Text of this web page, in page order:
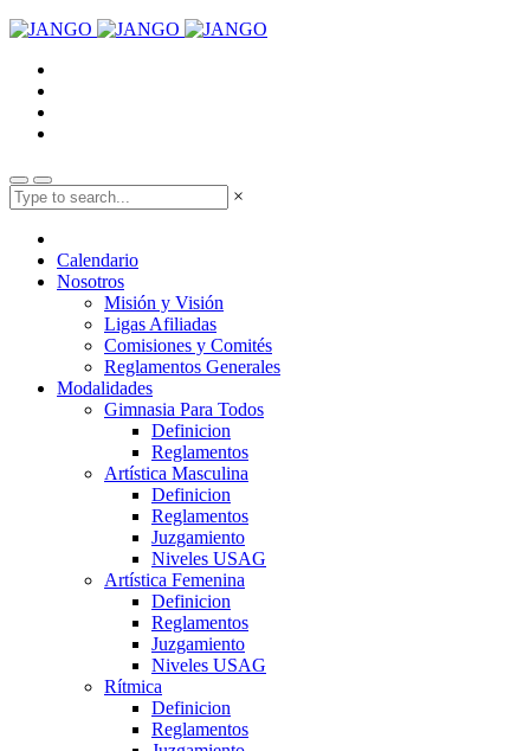
×
Calendario
Nosotros
Misión y Visión
Ligas Afiliadas
Comisiones y Comités
Reglamentos Generales
Modalidades
Gimnasia Para Todos
Definicion
Reglamentos
Artística Masculina
Definicion
Reglamentos
Juzgamiento
Niveles USAG
Artística Femenina
Definicion
Reglamentos
Juzgamiento
Niveles USAG
Rítmica
Definicion
Reglamentos